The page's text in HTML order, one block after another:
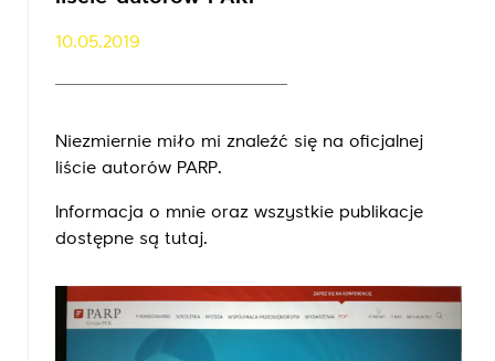
10.05.2019
Niezmiernie miło mi znaleźć się na oficjalnej
liście autorów PARP.
Informacja o mnie oraz wszystkie publikacje
dostępne są tutaj.